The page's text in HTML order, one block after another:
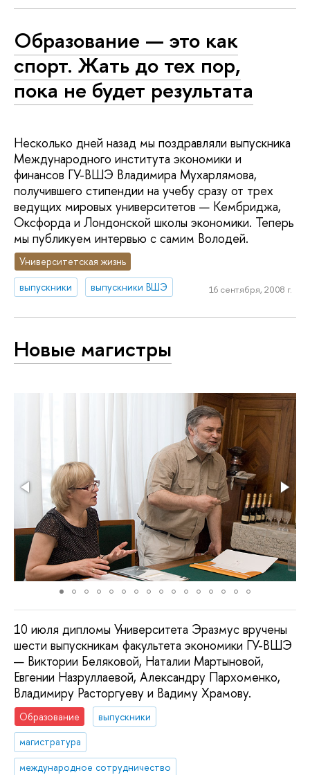
Образование — это как
спорт. Жать до тех пор,
пока не будет результата
Несколько дней назад мы поздравляли выпускника
Международного института экономики и
финансов ГУ-ВШЭ Владимира Мухарлямова,
получившего стипендии на учебу сразу от трех
ведущих мировых университетов — Кембриджа,
Оксфорда и Лондонской школы экономики. Теперь
мы публикуем интервью с самим Володей.
Университетская жизнь
выпускники
выпускники ВШЭ 16 сентября, 2008 г.
Новые магистры
10 июля дипломы Университета Эразмус вручены
шести выпускникам факультета экономики ГУ-ВШЭ
— Виктории Беляковой, Наталии Мартыновой,
Евгении Назруллаевой, Александру Пархоменко,
Владимиру Расторгуеву и Вадиму Храмову.
Образование
выпускники
магистратура
международное сотрудничество